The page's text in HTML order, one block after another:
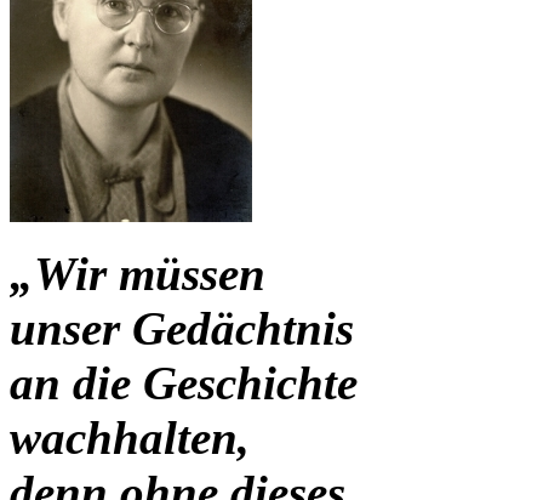
„Wir müssen
unser Gedächtnis
an die Geschichte
wachhalten,